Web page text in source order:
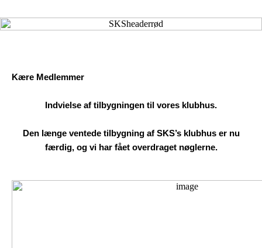
Kære Medlemmer
Indvielse af tilbygningen til vores klubhus.
Den længe ventede tilbygning af SKS’s klubhus er nu
færdig, og vi har fået overdraget nøglerne.